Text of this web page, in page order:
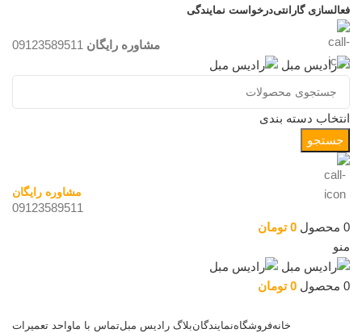
فعالسازی گارانتیدرخواست نمایندگی
مشاوره رایگان
انتخاب دسته بندی
جستجو
مشاوره رایگان
09123589511
0 محصول 0 تومان
منو
0 محصول 0 تومان
خانهفروشگاهنمایندگانبلاگ رادیس مبلتماس با ماواحد تعمیرات